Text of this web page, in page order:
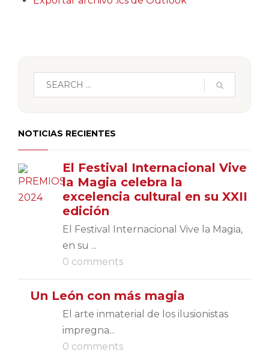
NOTICIAS RECIENTES
El Festival Internacional Vive
la Magia celebra la
excelencia cultural en su XXII
edición
El Festival Internacional Vive la Magia,
en su ...
0 comments
Un León con más magia
El arte inmaterial de los ilusionistas
impregna...
0 comments